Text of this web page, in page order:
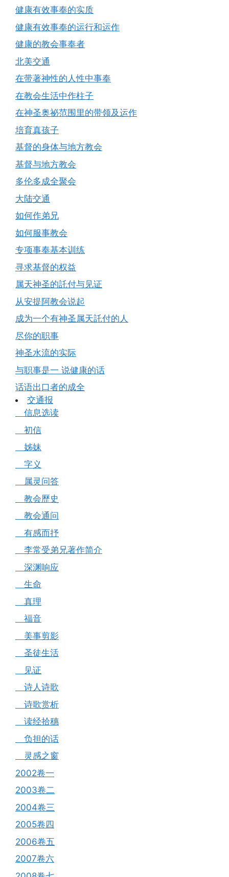
健康有效事奉的实质
健康有效事奉的运行和运作
健康的教会事奉者
北美交通
在带著神性的人性中事奉
在教会生活中作柱子
在神圣奥祕范围里的带领及运作
培育真孩子
基督的身体与地方教会
基督与地方教会
多伦多成全聚会
大陆交通
如何作弟兄
如何服事教会
专项事奉基本训练
寻求基督的权益
属天神圣的託付与见证
从安提阿教会说起
成为一个有神圣属天託付的人
尽你的职事
神圣水流的实际
与职事是一 说健康的话
话语出口者的成全
交通报
信息选读
初信
姊妹
字义
属灵问答
教会歷史
教会通问
有感而抒
李常受弟兄著作简介
深渊响应
生命
真理
福音
美事剪影
圣徒生活
见证
诗人诗歌
诗歌赏析
读经拾穗
负担的话
灵感之窗
2002卷一
2003卷二
2004卷三
2005卷四
2006卷五
2007卷六